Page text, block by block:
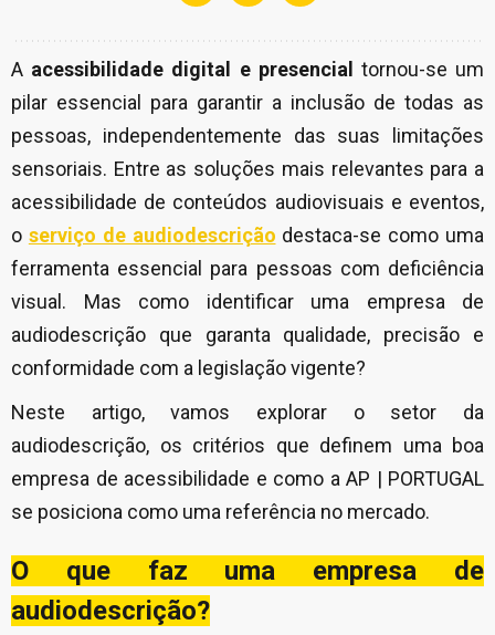
A acessibilidade digital e presencial
tornou-se um
pilar essencial para garantir a inclusão de todas as
pessoas, independentemente das suas limitações
sensoriais. Entre as soluções mais relevantes para a
acessibilidade de conteúdos audiovisuais e eventos,
o serviço de audiodescrição destaca-se como uma
ferramenta essencial para pessoas com deficiência
visual. Mas como identificar uma empresa de
audiodescrição que garanta qualidade, precisão e
conformidade com a legislação vigente?
Neste artigo, vamos explorar o setor da
audiodescrição, os critérios que definem uma boa
empresa de acessibilidade e como a AP | PORTUGAL
se posiciona como uma referência no mercado.
O que faz uma empresa de
audiodescrição?